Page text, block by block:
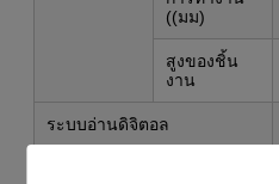
((มม)
สูงของชิ้น
งาน
ระบบอ่านดิจิตอล